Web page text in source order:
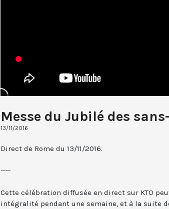
Messe du Jubilé des
13/11/2016
Direct de Rome du 13/11/2016.
----
Cette célébration diffusée en direct sur KTO
intégralité pendant une semaine, et à la suite